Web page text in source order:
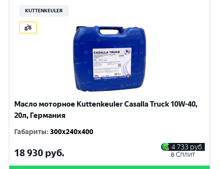
KUTTENKEULER
Масло моторное Kuttenkeuler Casalla Truck 10W-40,
20л, Германия
Габариты:300x240x400
18 930 руб.
4 733 руб.
в Сплит